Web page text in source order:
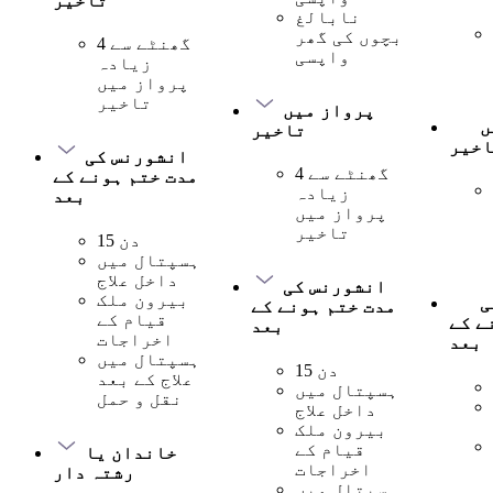
4 گھنٹے سے
زیادہ
پرواز میں
تاخیر
انشورنس کی
مدت ختم ہونے کے
بعد
15 دن
ہسپتال میں
داخل علاج
بیرون ملک
قیام کے
اخراجات
ہسپتال میں
علاج کے بعد
نقل و حمل
خاندان یا
رشتہ دار
نابالغ
بچوں کی گھر
واپسی
پرواز میں
تاخیر
4 گھنٹے سے
زیادہ
پرواز میں
تاخیر
انشورنس کی
مدت ختم ہونے کے
بعد
15 دن
ہسپتال میں
داخل علاج
بیرون ملک
قیام کے
اخراجات
ہسپتال میں
کے
بعد